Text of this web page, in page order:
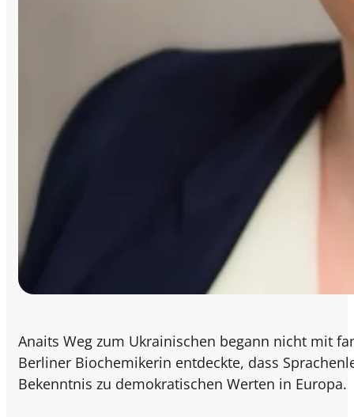
Anaits Weg zum Ukrainischen begann nicht mit
Berliner Biochemikerin entdeckte, dass
Bekenntnis zu demokratischen Werten in Europa.